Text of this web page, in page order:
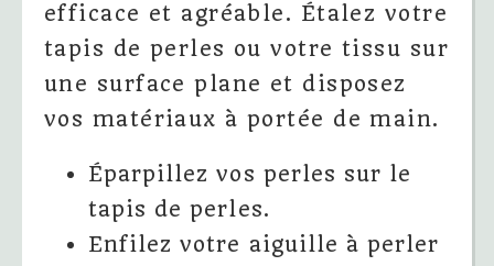
efficace et agréable. Étalez votre
tapis de perles ou votre tissu sur
une surface plane et disposez
vos matériaux à portée de main.
Éparpillez vos perles sur le
tapis de perles.
Enfilez votre aiguille à perler